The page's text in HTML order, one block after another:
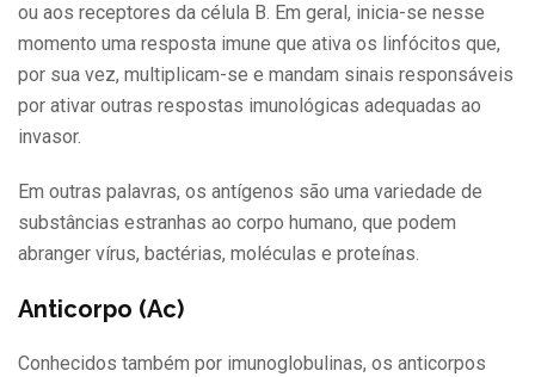
ou aos receptores da célula B. Em geral, inicia-se nesse
momento uma resposta imune que ativa os linfócitos que,
por sua vez, multiplicam-se e mandam sinais responsáveis
por ativar outras respostas imunológicas adequadas ao
invasor.
Em outras palavras, os antígenos são uma variedade de
substâncias estranhas ao corpo humano, que podem
abranger vírus, bactérias, moléculas e proteínas.
Anticorpo (Ac)
Conhecidos também por imunoglobulinas, os anticorpos